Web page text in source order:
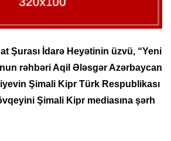
Şurası İdarə Heyətinin üzvü, “Yeni
rəhbəri Aqil Ələsgər Azərbaycan
Şimali Kipr Türk Respublikası
Şimali Kipr mediasına şərh